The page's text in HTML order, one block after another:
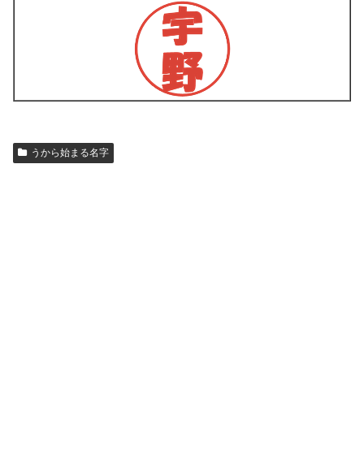
うから始まる名字